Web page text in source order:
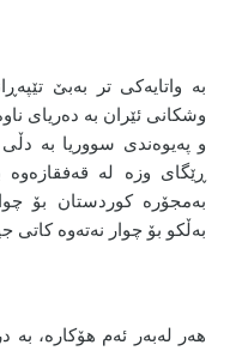
بە واتایەکی تر بەبێ
وشکانی ئێران بە دەریای
و پەیوەندی سووریا بە
ڕێگای وزە لە قەفقازەوە
بەمجۆرە کوردستان بۆ
بەڵکو بۆ چوار نەتەوە کاتی
هەر لەبەر ئەم هۆکارە، بە